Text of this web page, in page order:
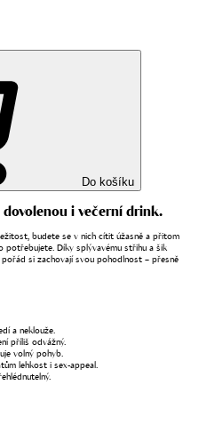
Do košíku
i večerní drink.
budete se v nich cítit úžasně a přitom
potřebujete. Díky splývavému střihu a šik
si zachovají svou pohodlnost – přesně
a neklouže.
příliš odvážný.
volný pohyb.
lehkost i sex-appeal.